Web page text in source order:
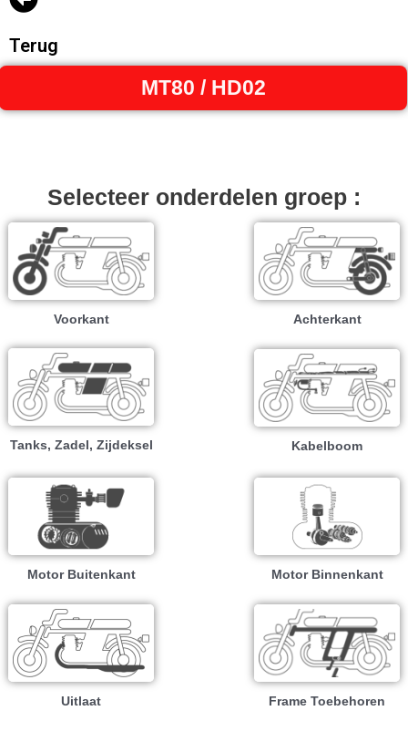
Terug
MT80 / HD02
Selecteer onderdelen groep :
Voorkant Achterkant
Tanks, Zadel, Zijdeksel Kabelboom
Motor Buitenkant Motor Binnenkant
Uitlaat Frame Toebehoren